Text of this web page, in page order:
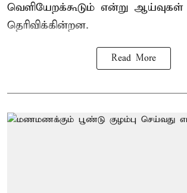
வெளியேறக்கூடும் என்று ஆய்வுகள்
தெரிவிக்கின்றன.
Read More